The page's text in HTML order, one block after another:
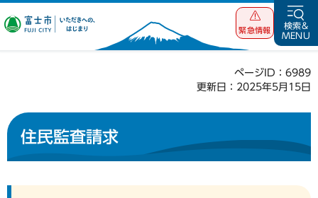
富士市 いただ
緊急情報
検索&
MENU
ページID：6989
更新日：2025年5月15日
住民監査請求